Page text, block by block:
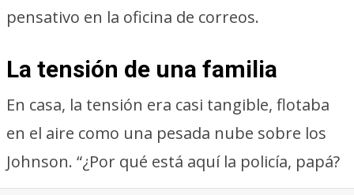
pensativo en la oficina de correos.
La tensión de una familia
En casa, la tensión era casi tangible, flotaba
en el aire como una pesada nube sobre los
Johnson. “¿Por qué está aquí la policía, papá?